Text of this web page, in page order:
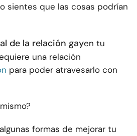
sientes que las cosas podrían
de la relación gayen tu
una relación
para poder atravesarlo con
formas de mejorar tu